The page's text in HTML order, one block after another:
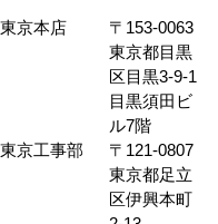
東京本店
〒153-0063
東京都目黒
区目黒3-9-1
目黒須田ビ
ル7階
東京工事部
〒121-0807
東京都足立
区伊興本町